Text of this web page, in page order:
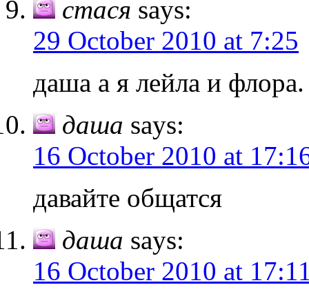
стася says:
29 October 2010 at 7:25
даша а я лейла и
даша says:
16 October 2010 at
давайте общатся
даша says:
16 October 2010 at